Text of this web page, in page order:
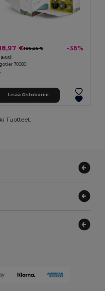
€185,25 € -36%
70080
Lisää Ostokoriin
Tuotteet.